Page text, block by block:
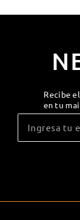
Recibe
en tu